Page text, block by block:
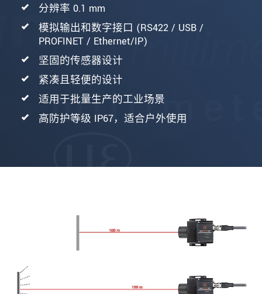
分辨率 0.1 mm
模拟输出和数字接口 (RS422 / USB /
PROFINET / Ethernet/IP)
坚固的传感器设计
紧凑且轻便的设计
适用于批量生产的工业场景
高防护等级 IP67，适合户外使用